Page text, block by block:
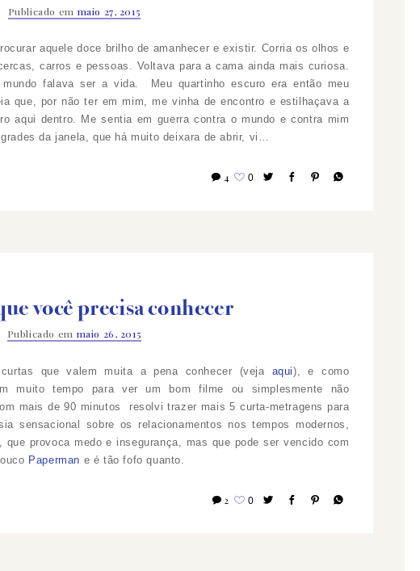
Publicado em maio 27, 2015
aquele doce brilho de amanhecer e existir. Corria os olhos e
carros e pessoas. Voltava para a cama ainda mais curiosa.
mundo falava ser a vida.
Meu quartinho escuro era então meu
que, por não ter em mim, me vinha de encontro e estilhaçava a
aqui dentro. Me sentia em guerra contra o mundo e contra mim
da janela, que há muito deixara de abrir, vi…
4 0
você precisa conhecer
Publicado em maio 26, 2015
que valem muita a pena conhecer (veja aqui), e como
muito tempo para ver um bom filme ou simplesmente não
mais de 90 minutos resolvi trazer mais 5 curta-metragens para
sensacional sobre os relacionamentos nos tempos modernos,
provoca medo e insegurança, mas que pode ser vencido com
Paperman e é tão fofo quanto.
2 0